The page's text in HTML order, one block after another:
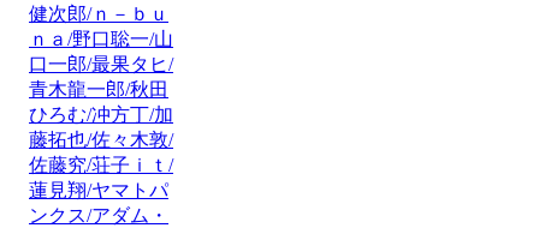
健次郎/ｎ－ｂｕ
ｎａ/野口聡一/山
口一郎/最果タヒ/
青木龍一郎/秋田
ひろむ/冲方丁/加
藤拓也/佐々木敦/
佐藤究/荘子ｉｔ/
蓮見翔/ヤマトパ
ンクス/アダム・